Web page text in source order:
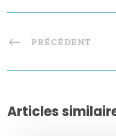
PRÉCÉDENT
Articles